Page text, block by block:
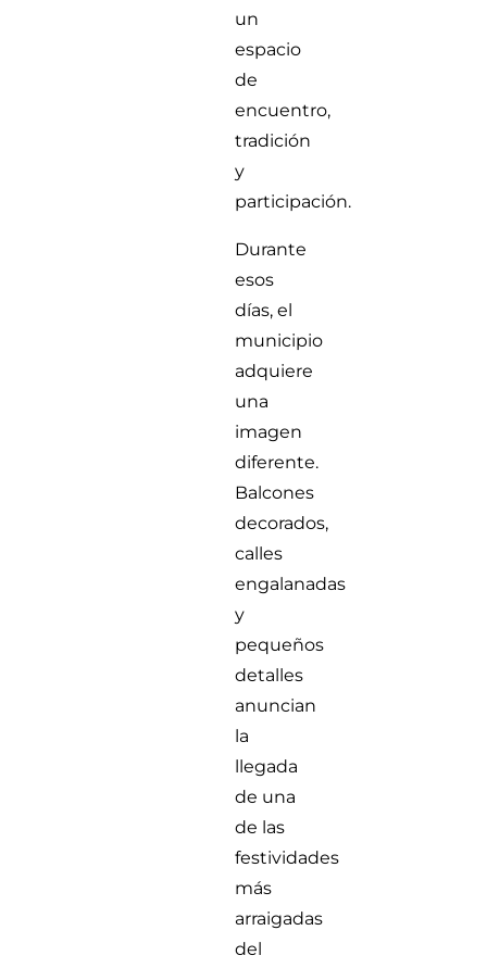
un
espacio
de
encuentro,
tradición
y
participación.
Durante
esos
días, el
municipio
adquiere
una
imagen
diferente.
Balcones
decorados,
calles
engalanadas
y
pequeños
detalles
anuncian
la
llegada
de una
de las
festividades
más
arraigadas
del